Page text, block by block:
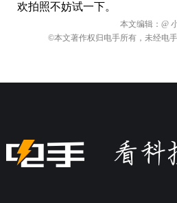
欢拍照不妨试一下。
本文编辑： @
©本文著作权归电手所有，未经电